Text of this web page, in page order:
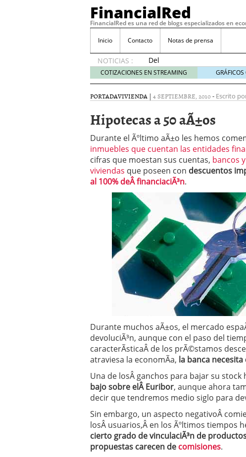
FinancialRed
FinancialRed es una red de blogs especializados en
Inicio Contacto Notas de prensa
NOTICIAS :
Del
depósito
a la
cómo
cambiando
gestión
del
ahorro
en
España
Seguros de convenio en
descubren cuando ya es
ReseÃ±a de SIFX: Lo Que
Operar
29/06/2026
Crear empresa online vs
29/05/2026
CÃ³mo afrontar una baja
26/05/2026
COTIZACIONES EN STREAMING
PORTADAVIVIENDA | 4 SEPTIEMBRE, 2010- Escrito
Hipotecas a 50 aÃ±os
Durante el Ãºltimo aÃ±o les hemos
inmuebles que cuentan las entidades
cifras que moestan sus cuentas, bancos
viviendas que poseen con descuentos
al 100% deÂ financiaciÃ³n.
Durante muchos aÃ±os, el mercado
devoluciÃ³n, aunque con el paso del
caracterÃ­sticaÂ de los prÃ©stamos
atraviesa la economÃ­a, la banca
Una de losÂ ganchos para bajar su stock
bajo sobre elÂ Euribor, aunque ahora
decir que tendremos medio siglo para
Sin embargo, un aspecto negativoÂ
losÂ usuarios,Â en los Ãºltimos tiempos
cierto grado de vinculaciÃ³n de
propuestas carecen de comisiones.